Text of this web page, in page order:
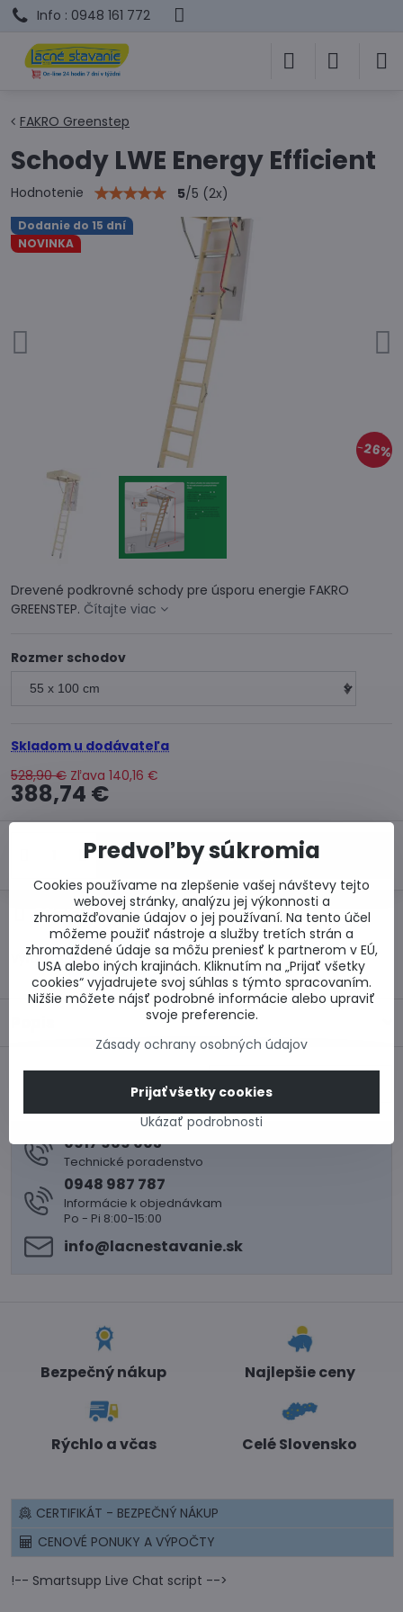
Info : 0948 161 772
Dodanie do 15 dní
NOVINKA
26%
FAKRO Greenstep
Schody LWE Energy Efficient
Hodnotenie 5/5 (2x)
Drevené podkrovné schody pre úsporu energie FAKRO
GREENSTEP. Čítajte viac
Rozmer schodov
Skladom u dodávateľa
528,90 € Zľava 140,16 €
388,74 €
Do košíka
Otázka k produktu Doručenia
Výrobca:
Nasledujúci produkt
0917 969 003
Technické poradenstvo
0948 987 787
Informácie k objednávkam
Po - Pi 8:00-15:00
info​@lacnestavanie​.sk
Bezpečný nákup Najlepšie ceny
Rýchlo a včas Celé Slovensko
CERTIFIKÁT - BEZPEČNÝ NÁKUP
CENOVÉ PONUKY A VÝPOČTY
!-- Smartsupp Live Chat script -->
Predvoľby súkromia
Cookies používame na zlepšenie vašej návštevy tejto
webovej stránky, analýzu jej výkonnosti a
zhromažďovanie údajov o jej používaní. Na tento účel
môžeme použiť nástroje a služby tretích strán a
zhromaždené údaje sa môžu preniesť k partnerom v EÚ,
USA alebo iných krajinách. Kliknutím na „Prijať všetky
cookies“ vyjadrujete svoj súhlas s týmto spracovaním.
Nižšie môžete nájsť podrobné informácie alebo upraviť
svoje preferencie.
Zásady ochrany osobných údajov
Ukázať podrobnosti
Prijať všetky cookies